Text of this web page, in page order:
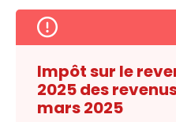
Impôt sur le
2025 des
mars 2025